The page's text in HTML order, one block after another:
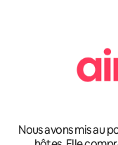
Nous avons mis au